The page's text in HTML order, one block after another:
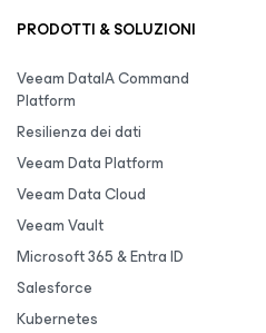
PRODOTTI & SOLUZIONI
Veeam DataIA Command
Platform
Resilienza dei dati
Veeam Data Platform
Veeam Data Cloud
Veeam Vault
Microsoft 365 & Entra ID
Salesforce
Kubernetes